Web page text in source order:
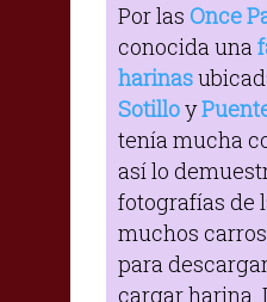
Por las Once
conocida una
harinas
Sotilloy
tenía mucha
así lo
fotografías de
muchos
para
cargar harina.